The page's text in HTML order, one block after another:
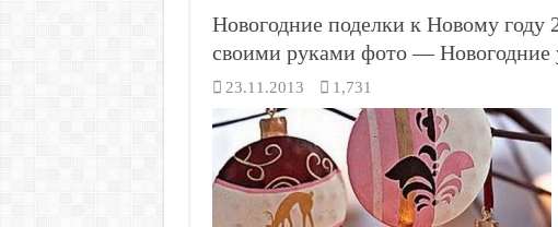
Новогодние поделки к Новому
своими руками фото —
23.11.2013 1,731